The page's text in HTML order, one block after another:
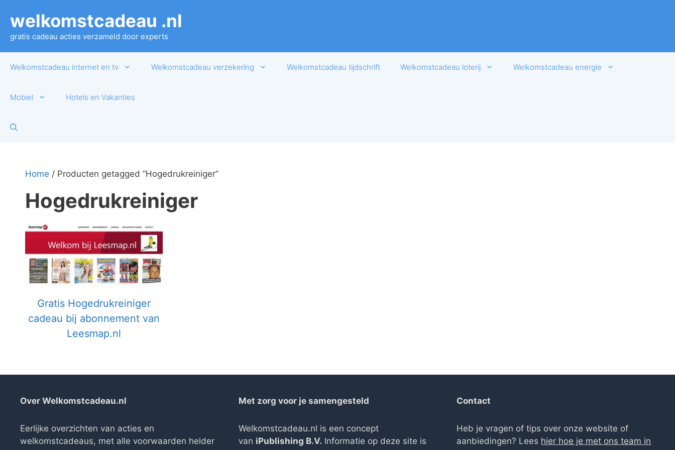
naar
inhoud
welkomstcadeau .nl
gratis cadeau acties verzameld door experts
Welkomstcadeau internet en tv Welkomstcadeau verzekering Welkomstcadeau tijdschrift Welkomstcadeau loterij Welkomstcadeau energie
Mobiel Hotels en Vakanties
Home / Producten getagged “Hogedrukreiniger”
Hogedrukreiniger
Gratis Hogedrukreiniger
cadeau bij abonnement van
Leesmap.nl
Over Welkomstcadeau.nl
Eerlijke overzichten van acties en
welkomstcadeaus, met alle voorwaarden helder
Met zorg voor je samengesteld
Welkomstcadeau.nl is een concept
van iPublishing B.V. Informatie op deze site is
Contact
Heb je vragen of tips over onze website of
aanbiedingen? Lees hier hoe je met ons team in